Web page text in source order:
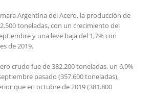
Argentina del Acero, la producción de
toneladas, con un crecimiento del
y una leve baja del 1,7% con
de 2019.
crudo fue de 382.200 toneladas, un 6,9%
pasado (357.600 toneladas),
que en octubre de 2019 (381.800